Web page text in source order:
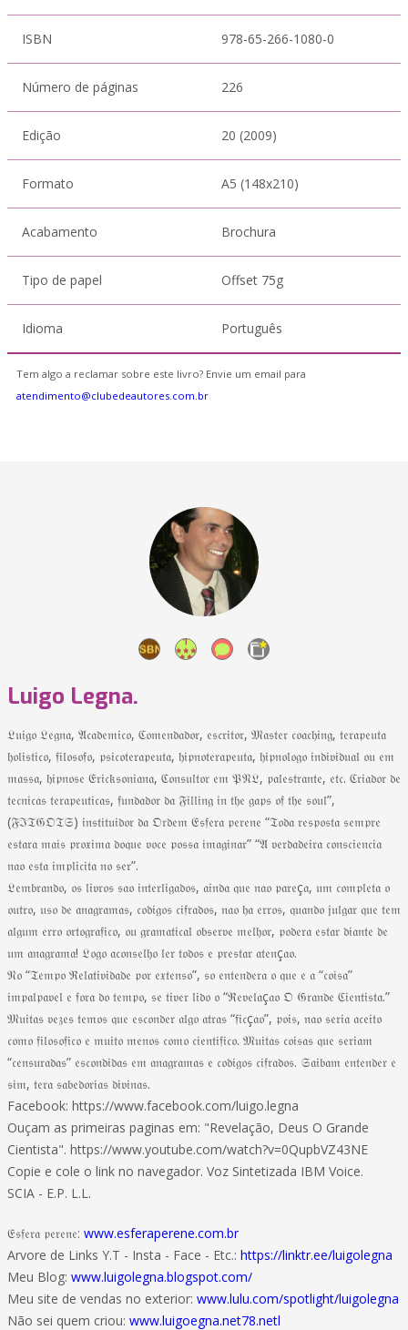
ISBN 978-65-266-1080-0
Número de páginas 226
Edição 20 (2009)
Formato A5 (148x210)
Acabamento Brochura
Tipo de papel Offset 75g
Idioma Português
Tem algo a reclamar sobre este livro? Envie um email para
atendimento@clubedeautores.com.br
Luigo Legna.
𝔏𝔲𝔦𝔤𝔬 𝔏𝔢𝔤𝔫𝔞, 𝔄𝔠𝔞𝔡𝔢𝔪𝔦𝔠𝔬, ℭ𝔬𝔪𝔢𝔫𝔡𝔞𝔡𝔬𝔯, 𝔢𝔰𝔠𝔯𝔦𝔱𝔬𝔯, 𝔐𝔞𝔰𝔱𝔢𝔯 𝔠𝔬𝔞𝔠𝔥𝔦𝔫𝔤, 𝔱𝔢𝔯𝔞𝔭𝔢𝔲𝔱𝔞
𝔥𝔬𝔩𝔦𝔰𝔱𝔦𝔠𝔬, 𝔣𝔦𝔩𝔬𝔰𝔬𝔣𝔬, 𝔭𝔰𝔦𝔠𝔬𝔱𝔢𝔯𝔞𝔭𝔢𝔲𝔱𝔞, 𝔥𝔦𝔭𝔫𝔬𝔱𝔢𝔯𝔞𝔭𝔢𝔲𝔱𝔞, 𝔥𝔦𝔭𝔫𝔬𝔩𝔬𝔤𝔬 𝔦𝔫𝔡𝔦𝔳𝔦𝔡𝔲𝔞𝔩 𝔬𝔲 𝔢𝔪
𝔪𝔞𝔰𝔰𝔞, 𝔥𝔦𝔭𝔫𝔬𝔰𝔢 𝔈𝔯𝔦𝔠𝔨𝔰𝔬𝔫𝔦𝔞𝔫𝔞, ℭ𝔬𝔫𝔰𝔲𝔩𝔱𝔬𝔯 𝔢𝔪 𝔓𝔑𝔏, 𝔭𝔞𝔩𝔢𝔰𝔱𝔯𝔞𝔫𝔱𝔢, 𝔢𝔱𝔠. ℭ𝔯𝔦𝔞𝔡𝔬𝔯 𝔡𝔢
𝔱𝔢𝔠𝔫𝔦𝔠𝔞𝔰 𝔱𝔢𝔯𝔞𝔭𝔢𝔲𝔱𝔦𝔠𝔞𝔰, 𝔣𝔲𝔫𝔡𝔞𝔡𝔬𝔯 𝔡𝔞 𝔉𝔦𝔩𝔩𝔦𝔫𝔤 𝔦𝔫 𝔱𝔥𝔢 𝔤𝔞𝔭𝔰 𝔬𝔣 𝔱𝔥𝔢 𝔰𝔬𝔲𝔩”,
(𝔉ℑ𝔗𝔊𝔒𝔗𝔖) 𝔦𝔫𝔰𝔱𝔦𝔱𝔲𝔦𝔡𝔬𝔯 𝔡𝔞 𝔒𝔯𝔡𝔢𝔪 𝔈𝔰𝔣𝔢𝔯𝔞 𝔭𝔢𝔯𝔢𝔫𝔢 “𝔗𝔬𝔡𝔞 𝔯𝔢𝔰𝔭𝔬𝔰𝔱𝔞 𝔰𝔢𝔪𝔭𝔯𝔢
𝔢𝔰𝔱𝔞𝔯𝔞 𝔪𝔞𝔦𝔰 𝔭𝔯𝔬𝔵𝔦𝔪𝔞 𝔡𝔬𝔮𝔲𝔢 𝔳𝔬𝔠𝔢 𝔭𝔬𝔰𝔰𝔞 𝔦𝔪𝔞𝔤𝔦𝔫𝔞𝔯” “𝔄 𝔳𝔢𝔯𝔡𝔞𝔡𝔢𝔦𝔯𝔞 𝔠𝔬𝔫𝔰𝔠𝔦𝔢𝔫𝔠𝔦𝔞
𝔫𝔞𝔬 𝔢𝔰𝔱𝔞 𝔦𝔪𝔭𝔩𝔦𝔠𝔦𝔱𝔞 𝔫𝔬 𝔰𝔢𝔯”.
𝔏𝔢𝔪𝔟𝔯𝔞𝔫𝔡𝔬, 𝔬𝔰 𝔩𝔦𝔳𝔯𝔬𝔰 𝔰𝔞𝔬 𝔦𝔫𝔱𝔢𝔯𝔩𝔦𝔤𝔞𝔡𝔬𝔰, 𝔞𝔦𝔫𝔡𝔞 𝔮𝔲𝔢 𝔫𝔞𝔬 𝔭𝔞𝔯𝔢ç𝔞, 𝔲𝔪 𝔠𝔬𝔪𝔭𝔩𝔢𝔱𝔞 𝔬
𝔬𝔲𝔱𝔯𝔬, 𝔲𝔰𝔬 𝔡𝔢 𝔞𝔫𝔞𝔤𝔯𝔞𝔪𝔞𝔰, 𝔠𝔬𝔡𝔦𝔤𝔬𝔰 𝔠𝔦𝔣𝔯𝔞𝔡𝔬𝔰, 𝔫𝔞𝔬 𝔥𝔞 𝔢𝔯𝔯𝔬𝔰, 𝔮𝔲𝔞𝔫𝔡𝔬 𝔧𝔲𝔩𝔤𝔞𝔯 𝔮𝔲𝔢 𝔱𝔢𝔪
𝔞𝔩𝔤𝔲𝔪 𝔢𝔯𝔯𝔬 𝔬𝔯𝔱𝔬𝔤𝔯𝔞𝔣𝔦𝔠𝔬, 𝔬𝔲 𝔤𝔯𝔞𝔪𝔞𝔱𝔦𝔠𝔞𝔩 𝔬𝔟𝔰𝔢𝔯𝔳𝔢 𝔪𝔢𝔩𝔥𝔬𝔯, 𝔭𝔬𝔡𝔢𝔯𝔞 𝔢𝔰𝔱𝔞𝔯 𝔡𝔦𝔞𝔫𝔱𝔢 𝔡𝔢
𝔲𝔪 𝔞𝔫𝔞𝔤𝔯𝔞𝔪𝔞! 𝔏𝔬𝔤𝔬 𝔞𝔠𝔬𝔫𝔰𝔢𝔩𝔥𝔬 𝔩𝔢𝔯 𝔱𝔬𝔡𝔬𝔰 𝔢 𝔭𝔯𝔢𝔰𝔱𝔞𝔯 𝔞𝔱𝔢𝔫ç𝔞𝔬.
𝔑𝔬 “𝔗𝔢𝔪𝔭𝔬 ℜ𝔢𝔩𝔞𝔱𝔦𝔳𝔦𝔡𝔞𝔡𝔢 𝔭𝔬𝔯 𝔢𝔵𝔱𝔢𝔫𝔰𝔬”, 𝔰𝔬 𝔢𝔫𝔱𝔢𝔫𝔡𝔢𝔯𝔞 𝔬 𝔮𝔲𝔢 𝔢 𝔞 “𝔠𝔬𝔦𝔰𝔞”
𝔦𝔪𝔭𝔞𝔩𝔭𝔞𝔳𝔢𝔩 𝔢 𝔣𝔬𝔯𝔞 𝔡𝔬 𝔱𝔢𝔪𝔭𝔬, 𝔰𝔢 𝔱𝔦𝔳𝔢𝔯 𝔩𝔦𝔡𝔬 𝔬 “ℜ𝔢𝔳𝔢𝔩𝔞ç𝔞𝔬 𝔒 𝔊𝔯𝔞𝔫𝔡𝔢 ℭ𝔦𝔢𝔫𝔱𝔦𝔰𝔱𝔞.”
𝔐𝔲𝔦𝔱𝔞𝔰 𝔳𝔢𝔷𝔢𝔰 𝔱𝔢𝔪𝔬𝔰 𝔮𝔲𝔢 𝔢𝔰𝔠𝔬𝔫𝔡𝔢𝔯 𝔞𝔩𝔤𝔬 𝔞𝔱𝔯𝔞𝔰 “𝔣𝔦𝔠ç𝔞𝔬”, 𝔭𝔬𝔦𝔰, 𝔫𝔞𝔬 𝔰𝔢𝔯𝔦𝔞 𝔞𝔠𝔢𝔦𝔱𝔬
𝔠𝔬𝔪𝔬 𝔣𝔦𝔩𝔬𝔰𝔬𝔣𝔦𝔠𝔬 𝔢 𝔪𝔲𝔦𝔱𝔬 𝔪𝔢𝔫𝔬𝔰 𝔠𝔬𝔪𝔬 𝔠𝔦𝔢𝔫𝔱𝔦𝔣𝔦𝔠𝔬. 𝔐𝔲𝔦𝔱𝔞𝔰 𝔠𝔬𝔦𝔰𝔞𝔰 𝔮𝔲𝔢 𝔰𝔢𝔯𝔦𝔞𝔪
“𝔠𝔢𝔫𝔰𝔲𝔯𝔞𝔡𝔞𝔰” 𝔢𝔰𝔠𝔬𝔫𝔡𝔦𝔡𝔞𝔰 𝔢𝔪 𝔞𝔫𝔞𝔤𝔯𝔞𝔪𝔞𝔰 𝔢 𝔠𝔬𝔡𝔦𝔤𝔬𝔰 𝔠𝔦𝔣𝔯𝔞𝔡𝔬𝔰. 𝔖𝔞𝔦𝔟𝔞𝔪 𝔢𝔫𝔱𝔢𝔫𝔡𝔢𝔯 𝔢
𝔰𝔦𝔪, 𝔱𝔢𝔯𝔞 𝔰𝔞𝔟𝔢𝔡𝔬𝔯𝔦𝔞𝔰 𝔡𝔦𝔳𝔦𝔫𝔞𝔰.
Facebook: https://www.facebook.com/luigo.legna
Ouçam as primeiras paginas em: "Revelação, Deus O Grande
Cientista". https://www.youtube.com/watch?v=0QupbVZ43NE
Copie e cole o link no navegador. Voz Sintetizada IBM Voice.
SCIA - E.P. L.L.
𝔈𝔰𝔣𝔢𝔯𝔞 𝔭𝔢𝔯𝔢𝔫𝔢: www.esferaperene.com.br
Arvore de Links Y.T - Insta - Face - Etc.: https://linktr.ee/luigolegna
Meu Blog: www.luigolegna.blogspot.com/
Meu site de vendas no exterior: www.lulu.com/spotlight/luigolegna
Não sei quem criou: www.luigoegna.net78.netl